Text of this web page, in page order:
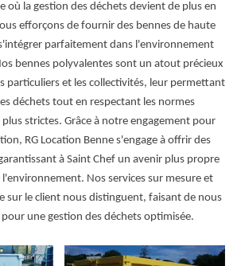
où la gestion des déchets devient de plus en
efforçons de fournir des bennes de haute
parfaitement dans l'environnement
bennes polyvalentes sont un atout précieux
particuliers et les collectivités, leur permettant
déchets tout en respectant les normes
strictes. Grâce à notre engagement pour
RG Location Benne s'engage à offrir des
à Saint Chef un avenir plus propre
Nos services sur mesure et
sur le client nous distinguent, faisant de nous
une gestion des déchets optimisée.